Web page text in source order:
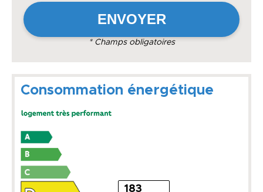
* Champs obligatoires
Consommation énergétique
183